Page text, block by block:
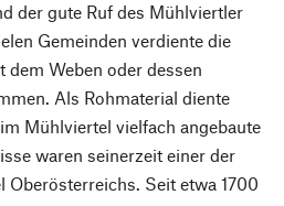
der gute Ruf des Mühlviertler
Gemeinden verdiente die
Weben oder dessen
Als Rohmaterial diente
Mühlviertel vielfach angebaute
waren seinerzeit einer der
Seit etwa 1700